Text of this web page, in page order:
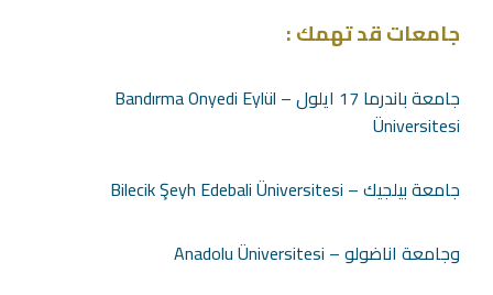
جامعات قد تهمك :
جامعة باندرما 17 ايلول – Bandırma Onyedi Eylül
Üniversitesi
جامعة بيلجيك – Bilecik Şeyh Edebali Üniversitesi
وجامعة اناضولو – Anadolu Üniversitesi